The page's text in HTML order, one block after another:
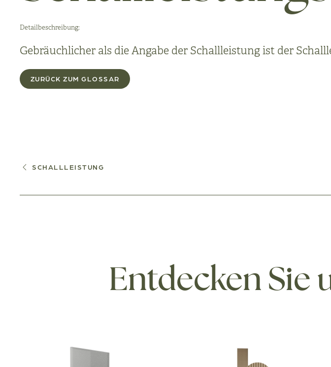
Detailbeschreibung:
Gebräuchlicher als die Angabe der Schallleistung ist der
ZURÜCK ZUM GLOSSAR
SCHALLLEISTUNG
Entdecken Sie